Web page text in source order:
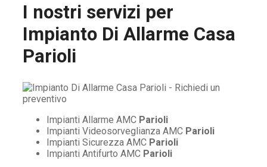
I nostri servizi per
Impianto Di Allarme Casa
Parioli
Impianti Allarme AMC Parioli
Impianti Videosorveglianza AMC Parioli
Impianti Sicurezza AMC Parioli
Impianti Antifurto AMC Parioli